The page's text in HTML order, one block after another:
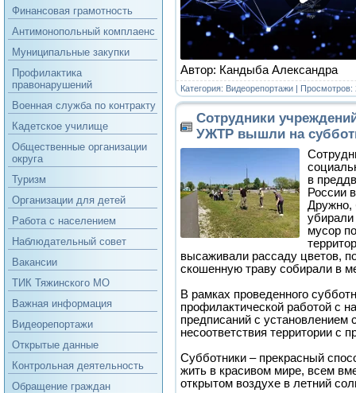
Финансовая грамотность
Антимонопольный комплаенс
Муниципальные закупки
Профилактика
правонарушений
Военная служба по контракту
Кадетское училище
Общественные организации
округа
Туризм
Организации для детей
Работа с населением
Наблюдательный совет
Вакансии
ТИК Тяжинского МО
Важная информация
Видеорепортажи
Открытые данные
Контрольная деятельность
Обращение граждан
Автор: Кандыба Александра
Категория: Видеорепортажи | Просмотров:
Сотрудники
УЖТР вышли на
в
России
Дружно,
мусор
высаживали рассаду цветов,
скошенную траву собирали в
В рамках проведенного
профилактической работой с
предписаний с установлением
несоответствия территории с
Субботники – прекрасный
жить в красивом мире, всем
открытом воздухе в летний